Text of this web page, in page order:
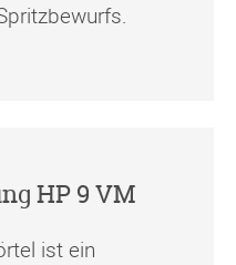
HP 9 VM
ist ein